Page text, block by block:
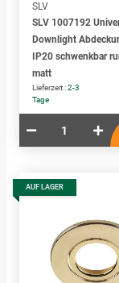
SLV
SLV 1007192
Downlight
IP20 schwenkbar
matt
Lieferzeit :2-3
Tage
AUF LAGER